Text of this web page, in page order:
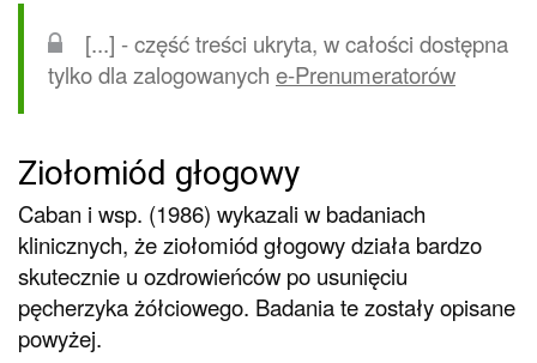
[...] - część treści ukryta, w całości dostępna
tylko dla zalogowanych e-Prenumeratorów
Ziołomiód głogowy
Caban i wsp. (1986) wykazali w badaniach
klinicznych, że ziołomiód głogowy działa bardzo
skutecznie u ozdrowieńców po usunięciu
pęcherzyka żółciowego. Badania te zostały opisane
powyżej.